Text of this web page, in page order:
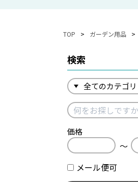
TOP ガーデン用品
検索
価格
〜
メール便可